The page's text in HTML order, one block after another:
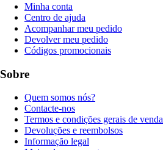
Minha conta
Centro de ajuda
Acompanhar meu pedido
Devolver meu pedido
Códigos promocionais
Sobre
Quem somos nós?
Contacte-nos
Termos e condições gerais de venda
Devoluções e reembolsos
Informação legal